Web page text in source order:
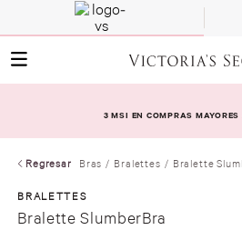
3 MSI EN COMPRAS
Regresar Bras Bralettes Bralette
BRALETTES
Bralette SlumberBra